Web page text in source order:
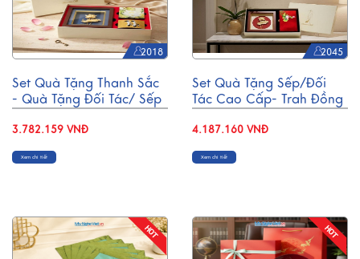
2018
Set Quà Tặng Thanh Sắc
- Quà Tặng Đối Tác/ Sếp
3.782.159 VNĐ
Xem chi tiết
2045
Set Quà Tặng Sếp/Đối
Tác Cao Cấp- Trah Đồng
CBQT004
4.187.160 VNĐ
Xem chi tiết